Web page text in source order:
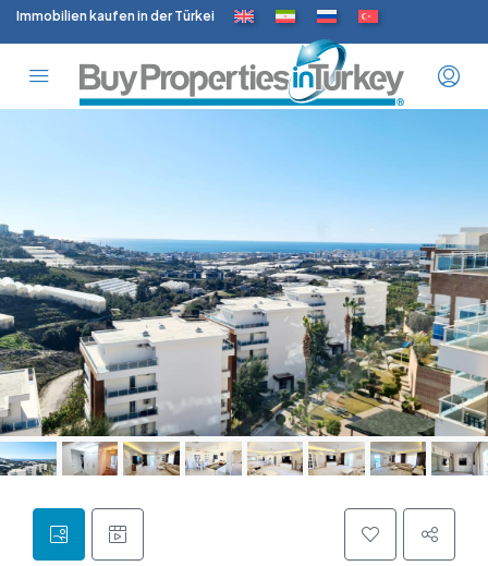
Immobilien kaufen in der Türkei